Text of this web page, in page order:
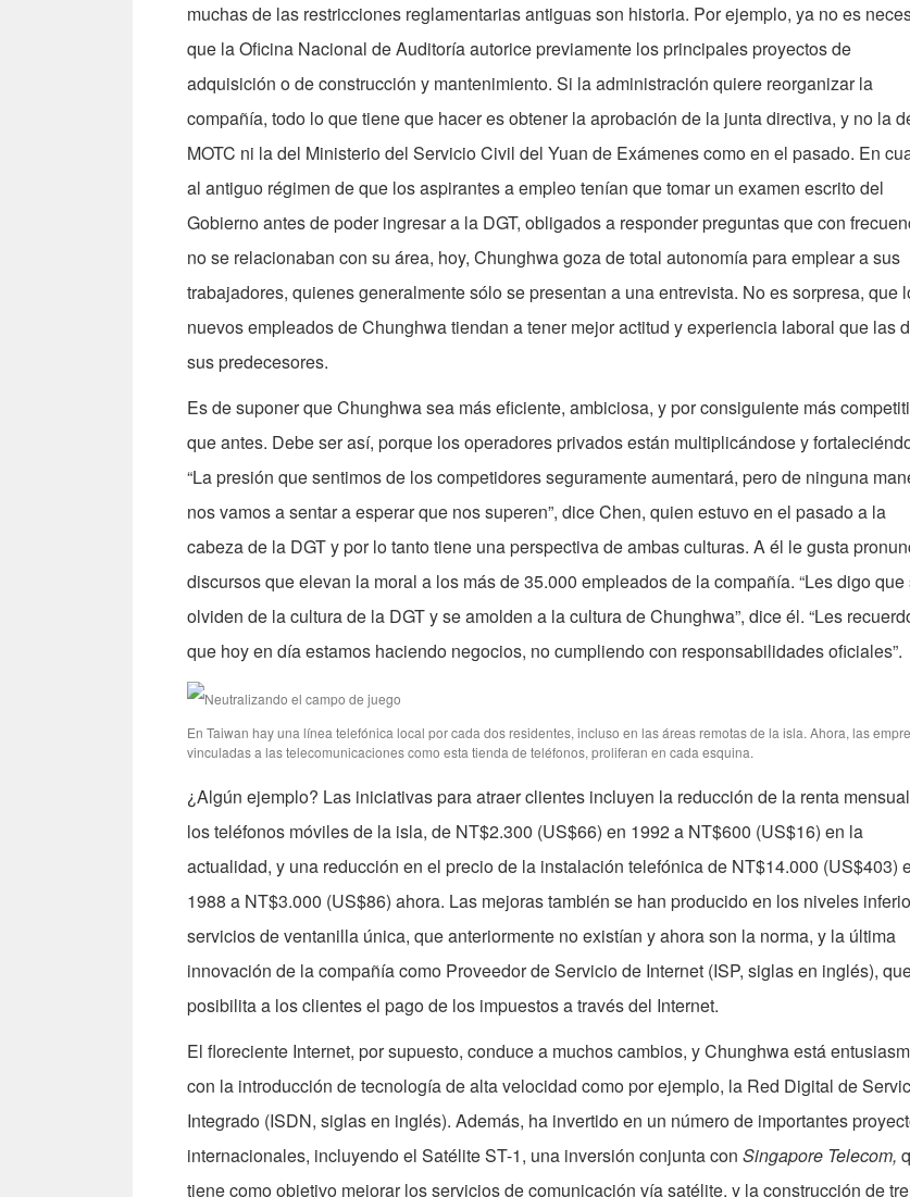
muchas de las restricciones reglamentarias antiguas son historia. Por ejemplo, ya no es
que la Oficina Nacional de Auditoría autorice previamente los principales proyectos de
adquisición o de construcción y mantenimiento. Si la administración quiere reorganizar la
compañía, todo lo que tiene que hacer es obtener la aprobación de la junta directiva, y no la
MOTC ni la del Ministerio del Servicio Civil del Yuan de Exámenes como en el pasado. En
al antiguo régimen de que los aspirantes a empleo tenían que tomar un examen escrito del
Gobierno antes de poder ingresar a la DGT, obligados a responder preguntas que con
no se relacionaban con su área, hoy, Chunghwa goza de total autonomía para emplear a sus
trabajadores, quienes generalmente sólo se presentan a una entrevista. No es sorpresa, que
nuevos empleados de Chunghwa tiendan a tener mejor actitud y experiencia laboral que las
sus predecesores.
Es de suponer que Chunghwa sea más eficiente, ambiciosa, y por consiguiente más
que antes. Debe ser así, porque los operadores privados están multiplicándose y
“La presión que sentimos de los competidores seguramente aumentará, pero de ninguna
nos vamos a sentar a esperar que nos superen”, dice Chen, quien estuvo en el pasado a la
cabeza de la DGT y por lo tanto tiene una perspectiva de ambas culturas. A él le gusta
discursos que elevan la moral a los más de 35.000 empleados de la compañía. “Les digo que
olviden de la cultura de la DGT y se amolden a la cultura de Chunghwa”, dice él. “Les
que hoy en día estamos haciendo negocios, no cumpliendo con responsabilidades oficiales”.
En Taiwan hay una línea telefónica local por cada dos residentes, incluso en las áreas remotas de la isla. Ahora, las
vinculadas a las telecomunicaciones como esta tienda de teléfonos, proliferan en cada esquina.
¿Algún ejemplo? Las iniciativas para atraer clientes incluyen la reducción de la renta
los teléfonos móviles de la isla, de NT$2.300 (US$66) en 1992 a NT$600 (US$16) en la
actualidad, y una reducción en el precio de la instalación telefónica de NT$14.000 (US$403)
1988 a NT$3.000 (US$86) ahora. Las mejoras también se han producido en los niveles
servicios de ventanilla única, que anteriormente no existían y ahora son la norma, y la última
innovación de la compañía como Proveedor de Servicio de Internet (ISP, siglas en inglés),
posibilita a los clientes el pago de los impuestos a través del Internet.
El floreciente Internet, por supuesto, conduce a muchos cambios, y Chunghwa está
con la introducción de tecnología de alta velocidad como por ejemplo, la Red Digital de
Integrado (ISDN, siglas en inglés). Además, ha invertido en un número de importantes
internacionales, incluyendo el Satélite ST-1, una inversión conjunta con Singapore Telecom,
tiene como objetivo mejorar los servicios de comunicación vía satélite, y la construcción de